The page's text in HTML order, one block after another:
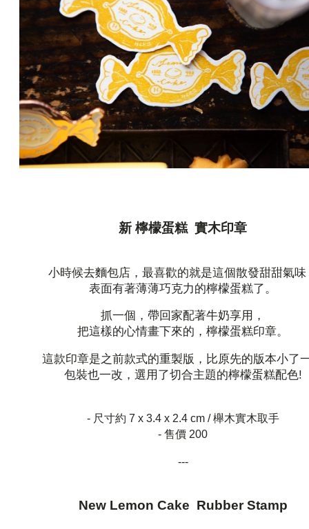
新 檸檬蛋糕 實木印章
小時候去麵包店，最喜歡的就是這個散發甜甜氣味
表面有著薄薄巧克力的檸檬蛋糕了。
抓一個，帶回家配著牛奶享用，
把這樣的心情畫下來的，檸檬蛋糕印章。
這款印章是之前款式的重製版，比原先的版本小了
包裝也一改，選用了切合主題的檸檬蛋糕配色!
- 尺寸約 7 x 3.4 x 2.4 cm / 櫸木實木取手
- 售價 200
---
New Lemon Cake Rubber Stamp